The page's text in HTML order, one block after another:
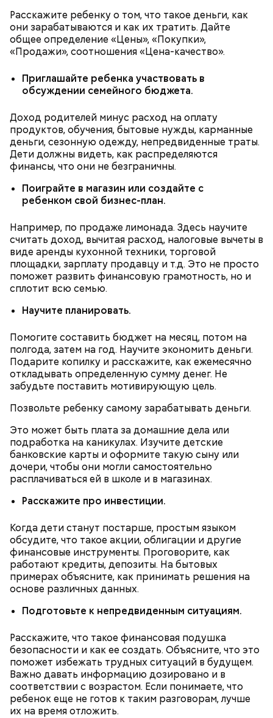
Расскажите ребенку о том, что такое деньги, как
они зарабатываются и как их тратить. Дайте
общее определение «Цены», «Покупки»,
«Продажи», соотношения «Цена-качество».
Приглашайте ребенка участвовать в
обсуждении семейного бюджета.
Доход родителей минус расход на оплату
продуктов, обучения, бытовые нужды, карманные
деньги, сезонную одежду, непредвиденные траты.
Дети должны видеть, как распределяются
финансы, что они не безграничны.
Поиграйте в магазин или создайте с
ребенком свой бизнес-план.
Например, по продаже лимонада. Здесь научите
считать доход, вычитая расход, налоговые вычеты в
виде аренды кухонной техники, торговой
площадки, зарплату продавцу и т.д. Это не просто
поможет развить финансовую грамотность, но и
сплотит всю семью.
Научите планировать.
Помогите составить бюджет на месяц, потом на
полгода, затем на год. Научите экономить деньги.
Подарите копилку и расскажите, как ежемесячно
откладывать определенную сумму денег. Не
забудьте поставить мотивирующую цель.
Позвольте ребенку самому зарабатывать деньги.
Это может быть плата за домашние дела или
подработка на каникулах. Изучите детские
банковские карты и оформите такую сыну или
дочери, чтобы они могли самостоятельно
расплачиваться ей в школе и в магазинах.
Расскажите про инвестиции.
Когда дети станут постарше, простым языком
обсудите, что такое акции, облигации и другие
финансовые инструменты. Проговорите, как
работают кредиты, депозиты. На бытовых
примерах объясните, как принимать решения на
основе различных данных.
Подготовьте к непредвиденным ситуациям.
Расскажите, что такое финансовая подушка
безопасности и как ее создать. Объясните, что это
поможет избежать трудных ситуаций в будущем.
Важно давать информацию дозировано и в
соответствии с возрастом. Если понимаете, что
ребенок еще не готов к таким разговорам, лучше
их на время отложить.
беременным, кормящим женщинам;
пожилым;
— Там может содержаться огромное количество
нитратов, которое вызовет головокружение,
гипоксию и ухудшение физического состояния, —
предостерегла Соломатина.
Также не нужно есть дыню до корки, потому что
тщательно ее мыть, чтобы не отравиться, добавила
собеседница «ВМ».